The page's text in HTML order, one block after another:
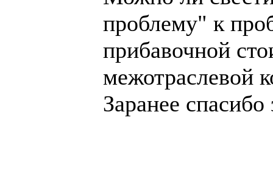
проблему" к
прибавочной
межотраслевой
Заранее